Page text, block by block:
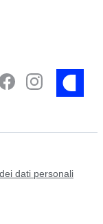
dati personali